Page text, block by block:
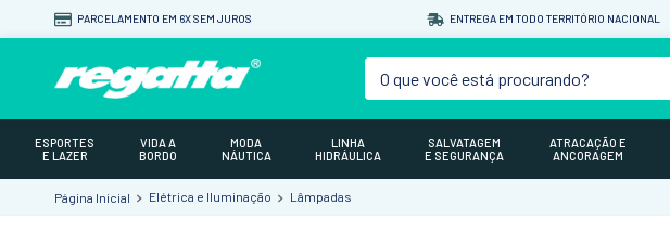
PARCELAMENTO EM 6X SEM JUROS ENTREGA EM TODO TERRITÓRIO NACIONAL
O que você está procurando?
ESPORTES
E LAZER
VIDA A
BORDO
MODA
NÁUTICA
LINHA
HIDRÁULICA
SALVATAGEM
E SEGURANÇA
ATRACAÇÃO E
ANCORAGEM
Elétrica e Iluminação Lâmpadas